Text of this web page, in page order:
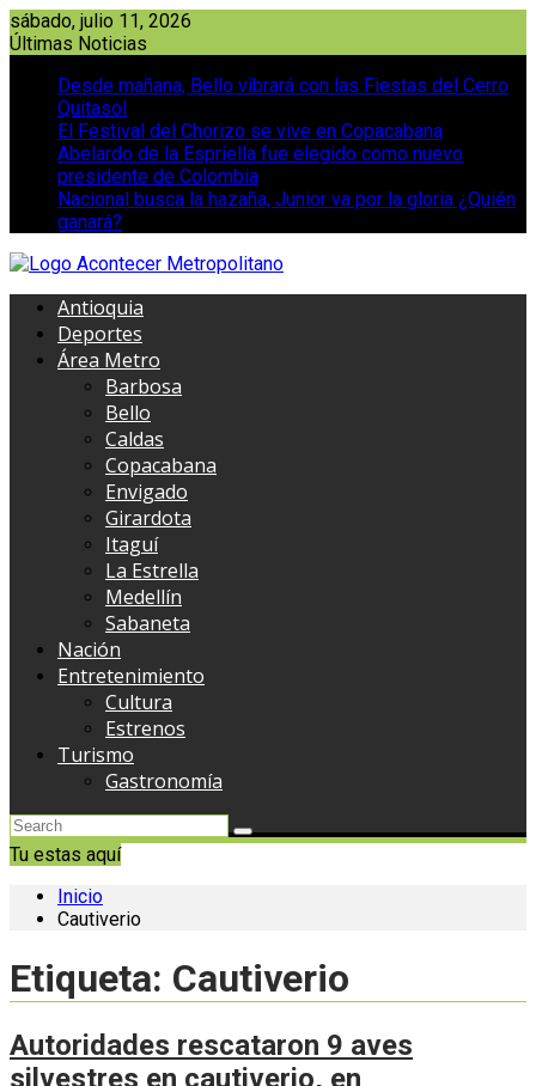
Saltar
al
sábado, julio 11, 2026
Últimas Noticias
Desde mañana, Bello vibrará con las Fiestas del Cerro
Quitasol
El Festival del Chorizo se vive en Copacabana
Abelardo de la Espriella fue elegido como nuevo
presidente de Colombia
Nacional busca la hazaña, Junior va por la gloria ¿Quién
ganará?
Antioquia
Deportes
Área Metro
Barbosa
Bello
Caldas
Copacabana
Envigado
Girardota
Itaguí
La Estrella
Medellín
Sabaneta
Nación
Entretenimiento
Cultura
Estrenos
Turismo
Gastronomía
Tu estas aquí
Inicio
Cautiverio
Etiqueta: Cautiverio
Autoridades rescataron 9 aves
silvestres en cautiverio, en